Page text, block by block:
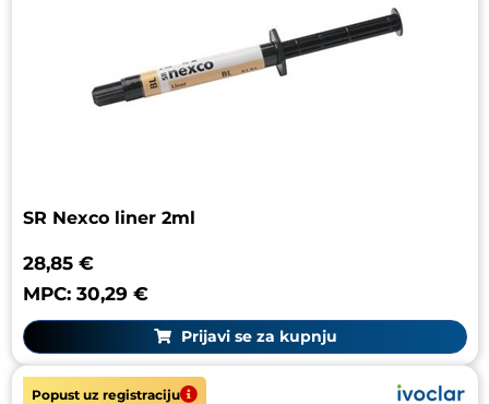
SR Nexco liner 2ml
28,85 €
MPC: 30,29 €
Prijavi se za kupnju
Popust uz registraciju